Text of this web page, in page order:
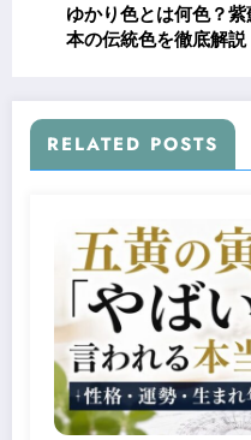
ゆかり色とは何色？
本の伝統色を徹底解説
RELATED POSTS